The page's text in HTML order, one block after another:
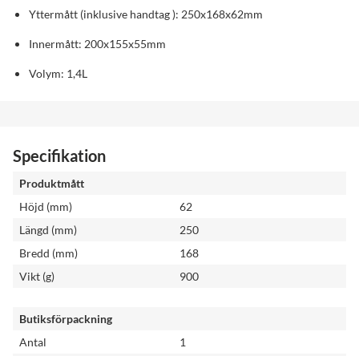
Yttermått (inklusive handtag ): 250x168x62mm
Innermått: 200x155x55mm
Volym: 1,4L
Specifikation
Produktmått
Höjd (mm)
62
Längd (mm)
250
Bredd (mm)
168
Vikt (g)
900
Butiksförpackning
Antal
1